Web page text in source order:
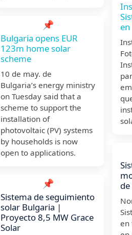
📌
Bulgaria opens EUR
123m home solar
scheme
10 de may. de
Bulgaria’s energy ministry
on Tuesday said that a
scheme to support the
installation of
photovoltaic (PV) systems
by households is now
open to applications.
📌
Sistema de seguimiento
solar Bulgaria |
Proyecto 8,5 MW Grace
Solar
en